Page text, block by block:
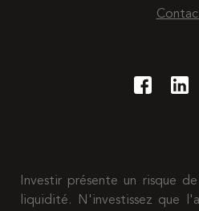
Investir présente un risque
liquidité. N'investissez que